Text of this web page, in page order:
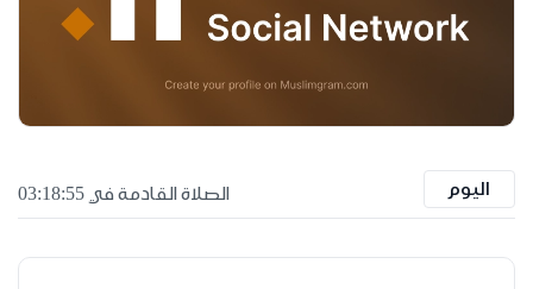
اليوم الصلاة القادمة في 03:18:54